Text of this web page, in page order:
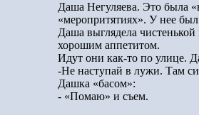
Даша Негуляева. Это была
«меропритятиях». У нее
Даша выглядела
хорошим аппетитом.
Идут они как-то по улице.
-Не наступай в лужи. Там
Дашка «басом»:
- «Помаю» и съем.